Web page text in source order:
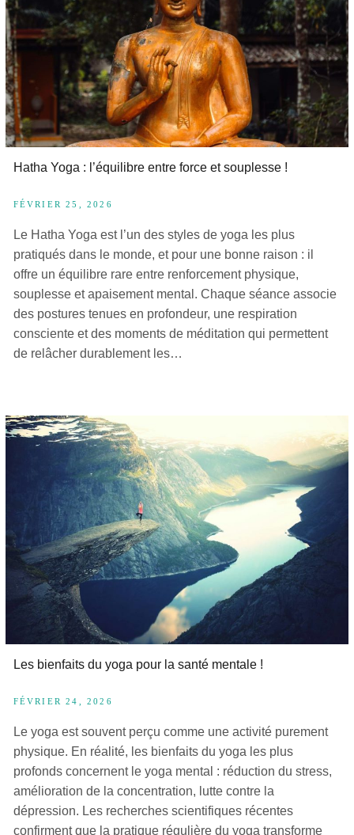
Hatha Yoga : l’équilibre entre force et souplesse !
FÉVRIER 25, 2026
Le Hatha Yoga est l’un des styles de yoga les plus
pratiqués dans le monde, et pour une bonne raison : il
offre un équilibre rare entre renforcement physique,
souplesse et apaisement mental. Chaque séance associe
des postures tenues en profondeur, une respiration
consciente et des moments de méditation qui permettent
de relâcher durablement les…
Les bienfaits du yoga pour la santé mentale !
FÉVRIER 24, 2026
Le yoga est souvent perçu comme une activité purement
physique. En réalité, les bienfaits du yoga les plus
profonds concernent le yoga mental : réduction du stress,
amélioration de la concentration, lutte contre la
dépression. Les recherches scientifiques récentes
confirment que la pratique régulière du yoga transforme